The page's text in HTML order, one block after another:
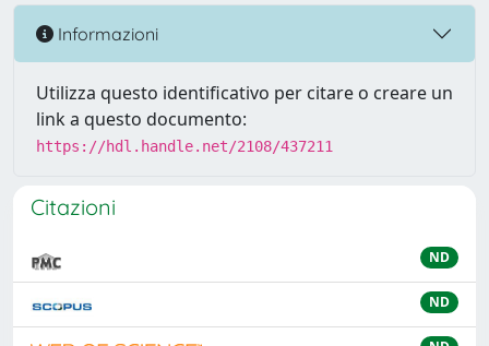
Informazioni
Utilizza questo identificativo per citare o creare un
link a questo documento:
https://hdl.handle.net/2108/437211
Citazioni
ND
ND